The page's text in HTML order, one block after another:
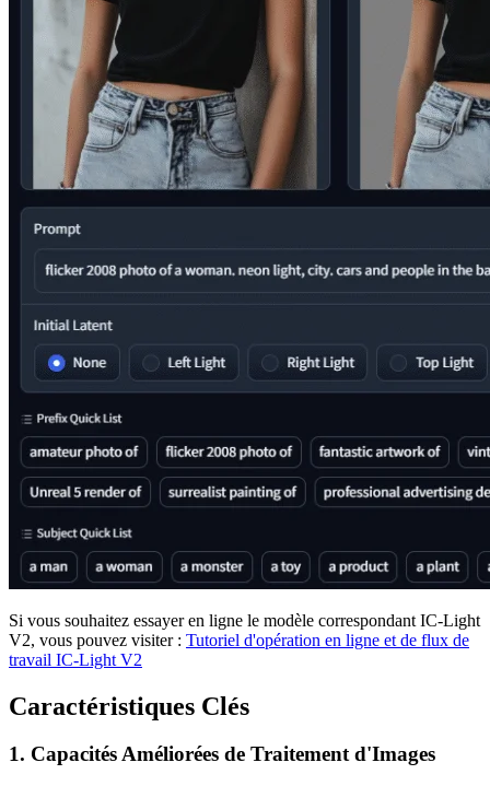
Si vous souhaitez essayer en ligne le modèle correspondant IC-Light
V2, vous pouvez visiter : Tutoriel d'opération en ligne et de flux de
travail IC-Light V2
Caractéristiques Clés
1. Capacités Améliorées de Traitement d'Images